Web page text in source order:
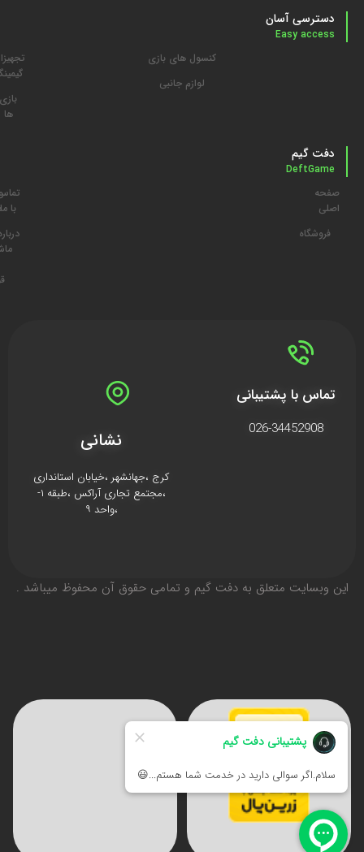
دسترسی آسان
Easy access
کنسول های بازی
لوازم جانبی
بازی
ها
دفت گیم
DeftGame
صفحه
اصلی
فروشگاه
با ما
ما
تماس با پشتیبانی
026-34452908 نشانی
کرج ،جهانشهر ،خیابان استانداری
،مجتمع تجاری آراکس ،طبقه ۱-
،واحد ۹
اين وبسايت متعلق به دفت گیم و تمامی حقوق آن محفوظ ميباشد .